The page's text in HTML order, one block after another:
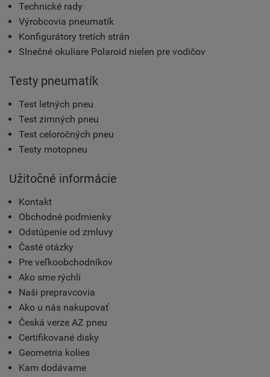
Technické rady
Výrobcovia pneumatík
Konfigurátory tretích strán
Slnečné okuliare Polaroid nielen pre vodičov
Testy pneumatík
Test letných pneu
Test zimných pneu
Test celoročných pneu
Testy motopneu
Užitočné informácie
Kontakt
Obchodné podmienky
Odstúpenie od zmluvy
Časté otázky
Pre veľkoobchodníkov
Ako sme rýchli
Naši prepravcovia
Ako u nás nakupovať
Česká verze AZ pneu
Certifikované disky
Geometria kolies
Kam dodávame